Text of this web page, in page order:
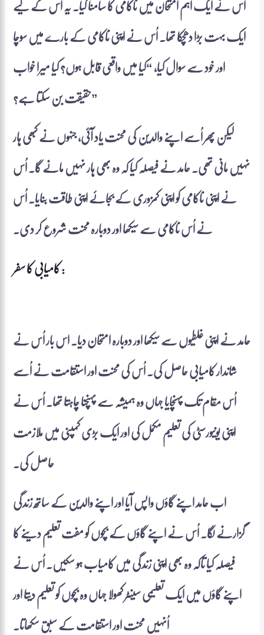
اُس نے ایک اہم امتحان میں ناکامی کا سامنا کیا۔ یہ اُس کے لیے
ایک بہت بڑا دھچکا تھا۔ اُس نے اپنی ناکامی کے بارے میں سوچا
اور خود سے سوال کیا، “کیا میں واقعی قابل ہوں؟ کیا میرا خواب
حقیقت بن سکتا ہے؟”
لیکن پھر اُسے اپنے والدین کی محنت یاد آئی، جنہوں نے کبھی ہار
نہیں مانی تھی۔ حامد نے فیصلہ کیا کہ وہ بھی ہار نہیں مانے گا۔ اُس
نے اپنی ناکامی کو اپنی کمزوری کے بجائے اپنی طاقت بنایا۔ اُس
نے اُس ناکامی سے سیکھا اور دوبارہ محنت شروع کر دی۔
کامیابی کا سفر :
حامد نے اپنی غلطیوں سے سیکھا اور دوبارہ امتحان دیا۔ اس بار اُس نے
شاندار کامیابی حاصل کی۔ اُس کی محنت اور استقامت نے اُسے
اُس مقام تک پہنچایا جہاں وہ ہمیشہ سے پہنچنا چاہتا تھا۔ اُس نے
اپنی یونیورسٹی کی تعلیم مکمل کی اور ایک بڑی کمپنی میں ملازمت
حاصل کی۔
اب حامد اپنے گاؤں واپس آیا اور اپنے والدین کے ساتھ زندگی
گزارنے لگا۔ اُس نے اپنے گاؤں کے بچوں کو مفت تعلیم دینے کا
فیصلہ کیا تاکہ وہ بھی اپنی زندگی میں کامیاب ہو سکیں۔ اُس نے
اپنے گاؤں میں ایک تعلیمی سینٹر کھولا جہاں وہ بچوں کو تعلیم دیتا اور
اُنہیں محنت اور استقامت کے سبق سکھاتا۔